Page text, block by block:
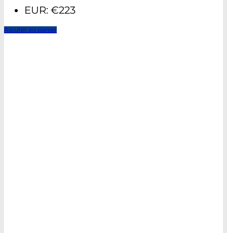
EUR: €223
Ajouter au panier